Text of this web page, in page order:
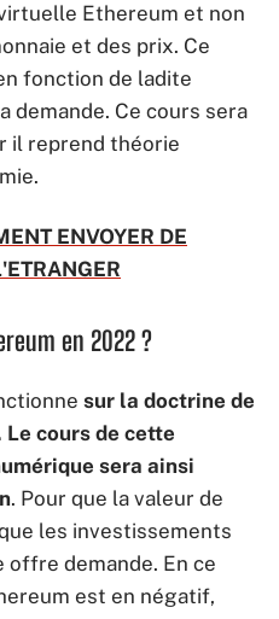
Ethereum et non
et des prix. Ce
fonction de ladite
demande. Ce cours sera
il reprend théorie
ENVOYER DE
en 2022 ?
sur la doctrine de
Le cours de cette
sera ainsi
. Pour que la valeur de
les investissements
demande. En ce
est en négatif,